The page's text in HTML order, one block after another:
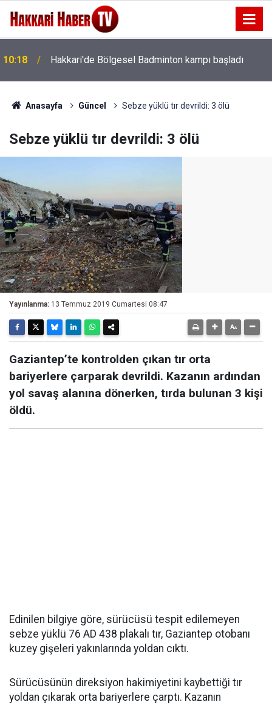
Hakkari'de Bölgesel Badminton kampı başladı
10:11
ağırladı
Anasayfa Güncel Sebze yüklü tır devrildi: 3 ölü
Sebze yüklü tır devrildi: 3 ölü
Yayınlanma: 13 Temmuz 2019 Cumartesi 08:47
Gaziantep’te kontrolden çıkan tır orta
bariyerlere çarparak devrildi. Kazanın ardından
yol savaş alanına dönerken, tırda bulunan 3 kişi
öldü.
Edinilen bilgiye göre, sürücüsü tespit edilemeyen
sebze yüklü 76 AD 438 plakalı tır, Gaziantep otobanı
kuzey gişeleri yakınlarında yoldan cıktı.
Sürücüsünün direksiyon hakimiyetini kaybettiği tır
yoldan çıkarak orta bariyerlere çarptı. Kazanın